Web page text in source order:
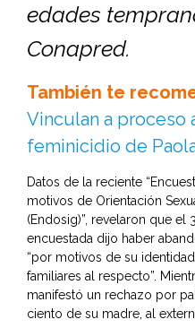
edades
Conapred.
También te
Vinculan a proceso
feminicidio de
Datos de la reciente
motivos de Orientación
(Endosig)”, revelaron que
encuestada dijo haber
“por motivos de su
familiares al respecto”.
manifestó un rechazo por
ciento de su madre, al